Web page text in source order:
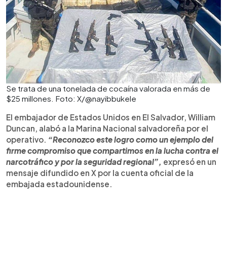
Se trata de una tonelada de cocaína valorada en más de
$25 millones. Foto: X/@nayibbukele
El embajador de Estados Unidos en El Salvador, William
Duncan, alabó a la Marina Nacional salvadoreña por el
operativo. “Reconozco este logro como un ejemplo del
firme compromiso que compartimos en la lucha contra el
narcotráfico y por la seguridad regional”, expresó en un
mensaje difundido en X por la cuenta oficial de la
embajada estadounidense.